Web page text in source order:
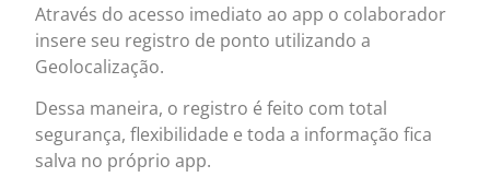
Através do acesso imediato ao app o colaborador
insere seu registro de ponto utilizando a
Geolocalização.
Dessa maneira, o registro é feito com total
segurança, flexibilidade e toda a informação fica
salva no próprio app.